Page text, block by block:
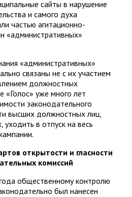
сайты в нарушение
и самого духа
частью агитационно-
«административных»
«административных»
связаны не с их участием
должностных
«Голос» уже много лет
законодательного
высших должностных лиц,
в отпуск на весь
открытости и гласности
комиссий
общественному контролю
был нанесен